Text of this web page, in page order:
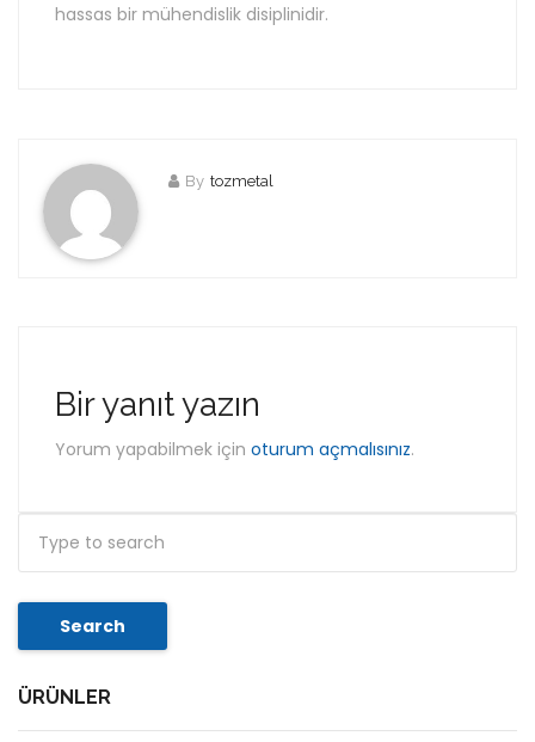
hassas bir mühendislik disiplinidir.
By tozmetal
Bir yanıt yazın
Yorum yapabilmek için oturum açmalısınız.
Search
ÜRÜNLER